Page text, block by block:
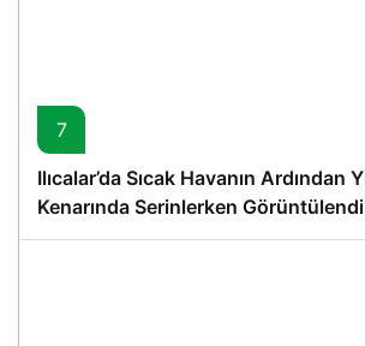
7
Ilıcalar’da Sıcak Havanın Ardından
Kenarında Serinlerken Görüntülendi